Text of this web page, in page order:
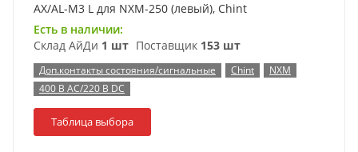
AX/AL-M3 L для NXM-250 (левый), Chint
Есть в наличии:
Склад АйДи 1 шт Поставщик 153 шт
Доп.контакты состояния/сигнальные Chint
NXM
400 В AC/220 В DC
Таблица выбора